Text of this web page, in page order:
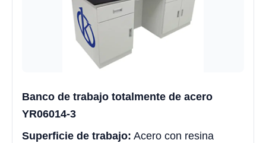
Banco de trabajo totalmente de acero
YR06014-3
Superficie de trabajo: Acero con resina